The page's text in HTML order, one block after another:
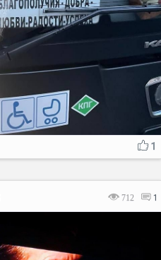
1
712 1